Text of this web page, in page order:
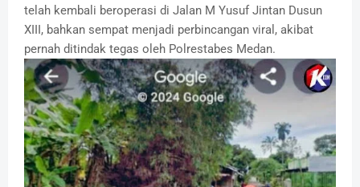
telah kembali beroperasi di Jalan M Yusuf Jintan Dusun
XIII, bahkan sempat menjadi perbincangan viral, akibat
pernah ditindak tegas oleh Polrestabes Medan.